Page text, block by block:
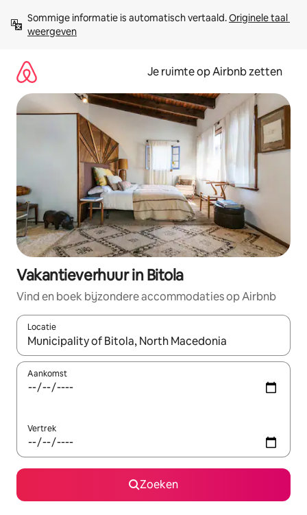
direct
naar
Sommige informatie is automatisch vertaald. Originele taal
weergeven
Je ruimte op Airbnb zetten
Vakantieverhuur in Bitola
Vind en boek bijzondere accommodaties op Airbnb
Locatie
Wanneer er suggesties beschikbaar zijn, maak je een keuze
Aankomst
Vertrek
Zoeken